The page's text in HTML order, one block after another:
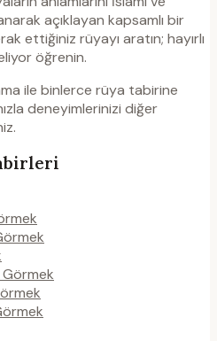
açıklayan kapsamlı bir
ettiğiniz rüyayı aratın; hayırlı
öğrenin.
ile binlerce rüya tabirine
deneyimlerinizi diğer